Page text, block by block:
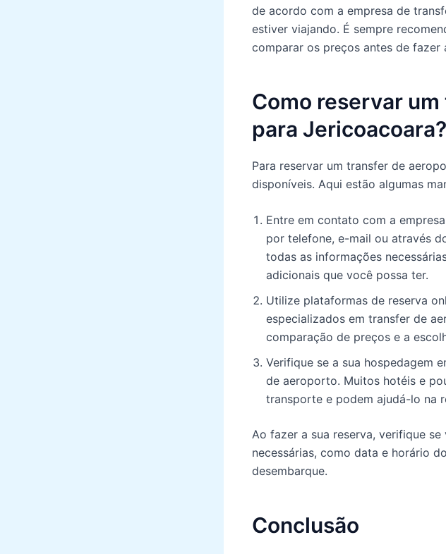
de acordo com a empresa de
estiver viajando. É sempre
comparar os preços antes de fazer
Como reservar
para Jericoacoara?
Para reservar um transfer de
disponíveis. Aqui estão algumas
Entre em contato com a
por telefone, e-mail ou através
todas as informações
adicionais que você possa ter.
Utilize plataformas de reserva
especializados em transfer de
comparação de preços e a
Verifique se a sua hospedagem
de aeroporto. Muitos hotéis e
transporte e podem ajudá-lo na
Ao fazer a sua reserva, verifique
necessárias, como data e horário
desembarque.
Conclusão